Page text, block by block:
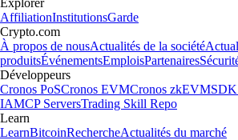
Explorer
AffiliationInstitutionsGarde
Crypto.com
À propos de nousActualités de la société
produitsÉvénementsEmploisPartenaires
Développeurs
Cronos PoSCronos EVMCronos zkEVM
IAMCP ServersTrading Skill Repo
Learn
LearnBitcoinRechercheActualités du marché